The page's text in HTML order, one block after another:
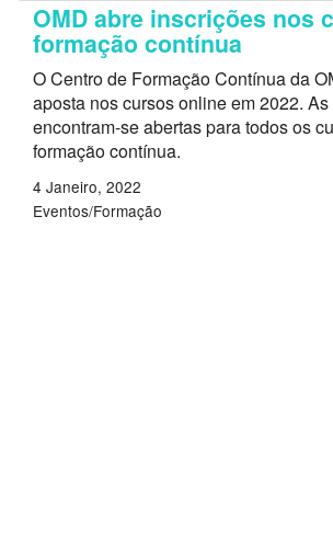
OMD abre inscrições nos
formação contínua
O Centro de Formação Contínua da
aposta nos cursos online em 2022.
encontram-se abertas para todos os
formação contínua.
4 Janeiro, 2022
Eventos/Formação